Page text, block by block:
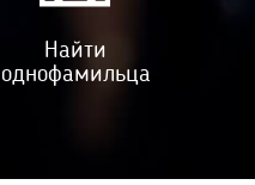
Найти
однофамильца